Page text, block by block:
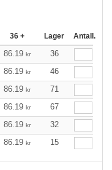
36 + Lager Antall.
86.19 kr
36
86.19 kr
46
86.19 kr
71
86.19 kr
67
86.19 kr
32
86.19 kr 15